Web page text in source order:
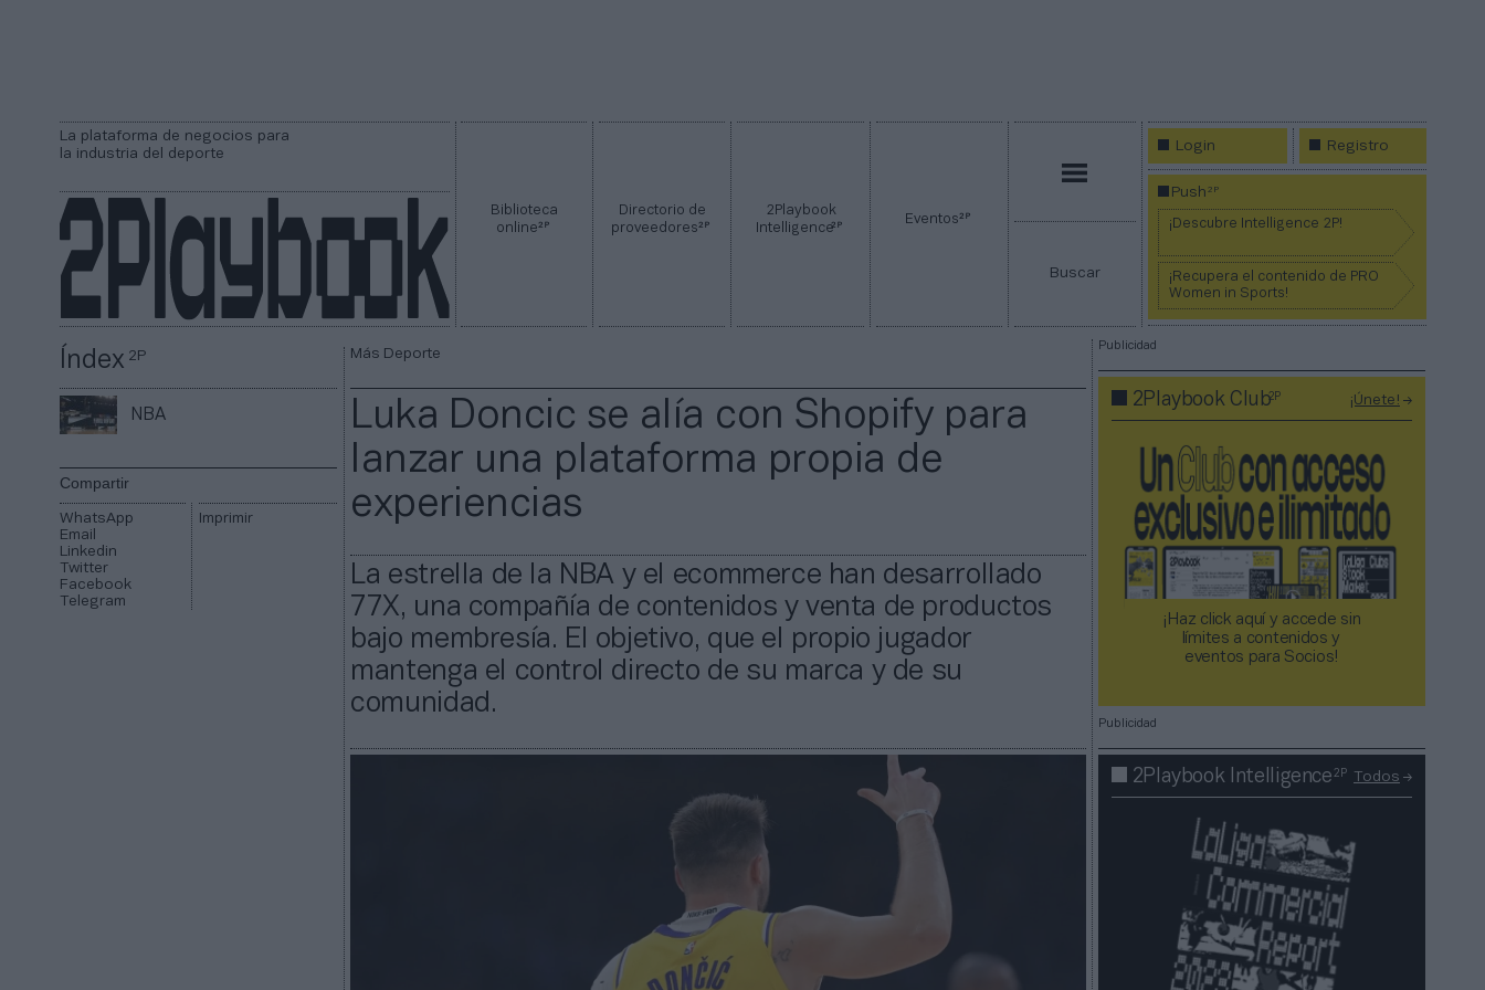
La plataforma de negocios para
la industria del deporte
Biblioteca
online2P
Directorio de
proveedores2P
2Playbook
Intelligence2P Eventos2P
Buscar
Login Registro
Push2P
¡Descubre Intelligence 2P!
¡Recupera el contenido de PRO
Women in Sports!
Índex2P
NBA
Compartir
WhatsApp
Email
Linkedin
Twitter
Facebook
Telegram
Imprimir
Más Deporte
Luka Doncic se alía con Shopify para
lanzar una plataforma propia de
experiencias
La estrella de la NBA y el ecommerce han desarrollado
77X, una compañía de contenidos y venta de productos
bajo membresía. El objetivo, que el propio jugador
mantenga el control directo de su marca y de su
comunidad.
Publicidad
2Playbook Club2P ¡Únete!
¡Haz click aquí y accede sin
límites a contenidos y
eventos para Socios!​​​​​​​
Publicidad
2Playbook Intelligence2P Todos